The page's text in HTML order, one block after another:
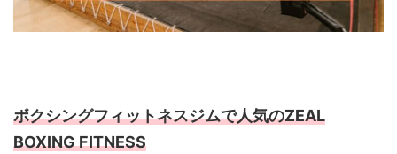
ボクシングフィットネスジムで人気のZEAL
BOXING FITNESS